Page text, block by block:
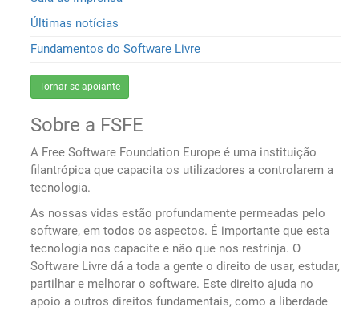
Últimas notícias
Fundamentos do Software Livre
Tornar-se apoiante
Sobre a FSFE
A Free Software Foundation Europe é uma instituição
filantrópica que capacita os utilizadores a controlarem a
tecnologia.
As nossas vidas estão profundamente permeadas pelo
software, em todos os aspectos. É importante que esta
tecnologia nos capacite e não que nos restrinja. O
Software Livre dá a toda a gente o direito de usar, estudar,
partilhar e melhorar o software. Este direito ajuda no
apoio a outros direitos fundamentais, como a liberdade